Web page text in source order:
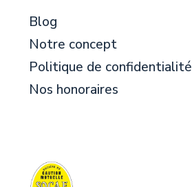
Blog
Notre concept
Politique de confidentialité
Nos honoraires